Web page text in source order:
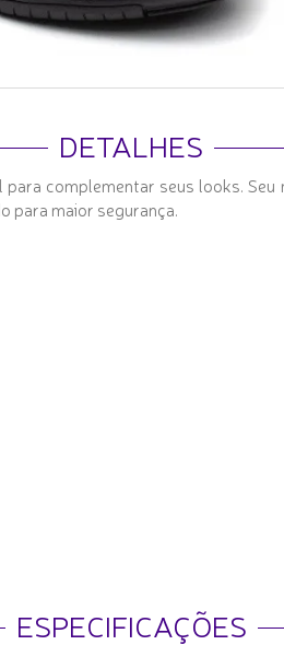
DETALHES
complementar seus looks.
para maior segurança.
ESPECIFICAÇÕES